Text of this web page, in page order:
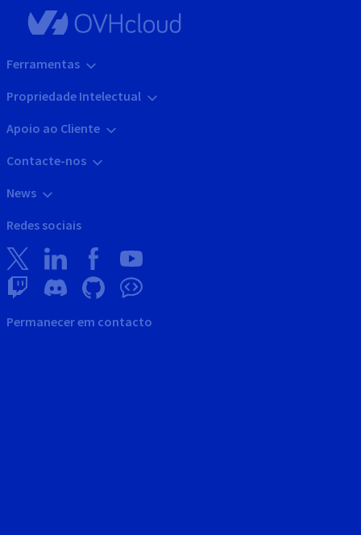
Ferramentas
Propriedade Intelectual
Apoio ao Cliente
Contacte-nos
News
Redes sociais
Permanecer em contacto